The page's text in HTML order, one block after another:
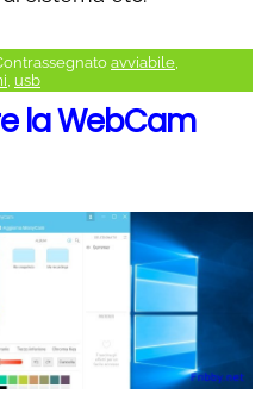
avviabile
usb
la WebCam